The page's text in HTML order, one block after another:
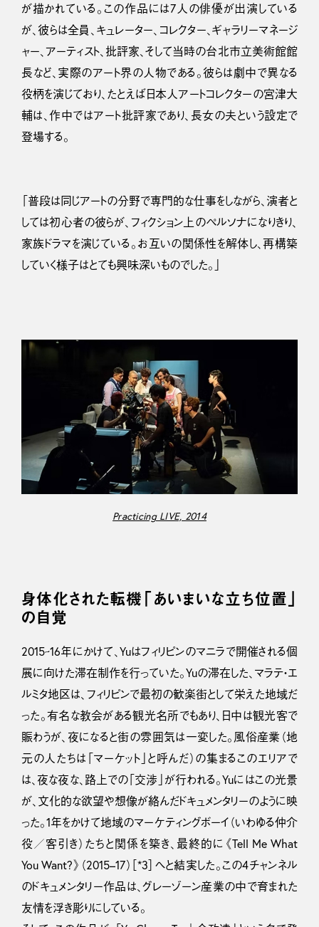
が描かれている。この作品には7人の俳優が出演している
が、彼らは全員、キュレーター、コレクター、ギャラリーマネージ
ャー、アーティスト、批評家、そして当時の台北市立美術館館
長など、実際のアート界の人物である。彼らは劇中で異なる
役柄を演じており、たとえば日本人アートコレクターの宮津大
輔は、作中ではアート批評家であり、長女の夫という設定で
登場する。
「普段は同じアートの分野で専門的な仕事をしながら、演者と
しては初心者の彼らが、フィクション上のペルソナになりきり、
家族ドラマを演じている。お互いの関係性を解体し、再構築
していく様子はとても興味深いものでした。」
Practicing LIVE, 2014
身体化された転機「あいまいな立ち位置」
の自覚
2015~16年にかけて、Yuはフィリピンのマニラで開催される個
展に向けた滞在制作を行っていた。Yuの滞在した、マラテ・エ
ルミタ地区は、フィリピンで最初の歓楽街として栄えた地域だ
った。有名な教会がある観光名所でもあり、日中は観光客で
賑わうが、夜になると街の雰囲気は一変した。風俗産業（地
元の人たちは「マーケット」と呼んだ）の集まるこのエリアで
は、夜な夜な、路上での「交渉」が行われる。Yuにはこの光景
が、文化的な欲望や想像が絡んだドキュメンタリーのように映
った。1年をかけて地域のマーケティングボーイ（いわゆる仲介
役／客引き）たちと関係を築き、最終的に《Tell Me What
You Want?》（2015–17）［*3］へと結実した。この4チャンネル
のドキュメンタリー作品は、グレーゾーン産業の中で育まれた
友情を浮き彫りにしている。